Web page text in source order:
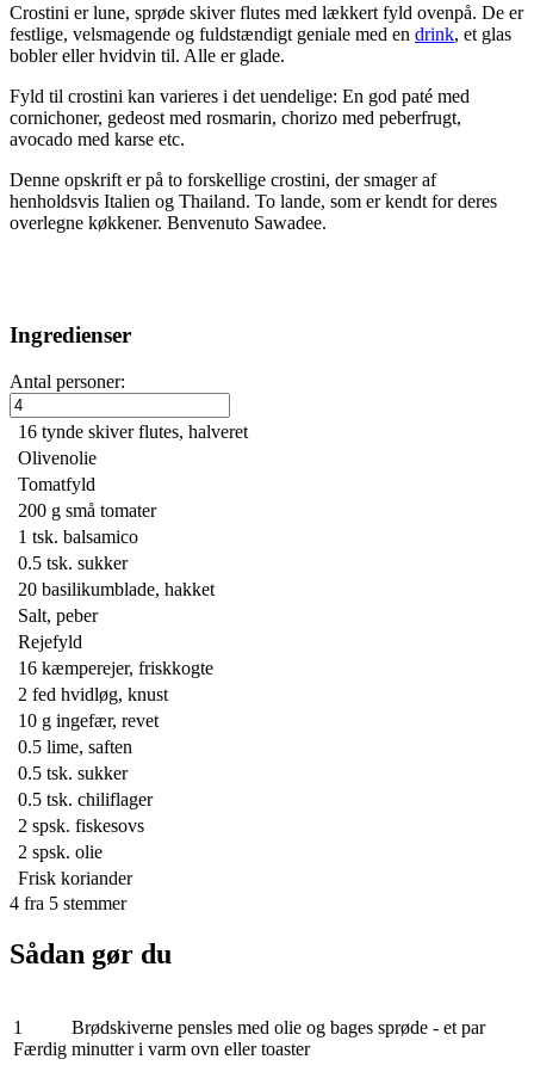
Crostini er lune, sprøde skiver flutes med lækkert fyld ovenpå. De er
festlige, velsmagende og fuldstændigt geniale med en drink, et glas
bobler eller hvidvin til. Alle er glade.
Fyld til crostini kan varieres i det uendelige: En god paté med
cornichoner, gedeost med rosmarin, chorizo med peberfrugt,
avocado med karse etc.
Denne opskrift er på to forskellige crostini, der smager af
henholdsvis Italien og Thailand. To lande, som er kendt for deres
overlegne køkkener. Benvenuto Sawadee.
Ingredienser
Antal personer:
16 tynde skiver flutes, halveret
Olivenolie
Tomatfyld
200 g små tomater
1 tsk. balsamico
0.5 tsk. sukker
20 basilikumblade, hakket
Salt, peber
Rejefyld
16 kæmperejer, friskkogte
2 fed hvidløg, knust
10 g ingefær, revet
0.5 lime, saften
0.5 tsk. sukker
0.5 tsk. chiliflager
2 spsk. fiskesovs
2 spsk. olie
Frisk koriander
4 fra 5 stemmer
Sådan gør du
1
Færdig
Brødskiverne pensles med olie og bages sprøde - et par
minutter i varm ovn eller toaster